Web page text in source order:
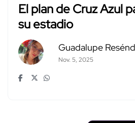
El plan de Cruz Azul
su estadio
Guadalupe
Nov. 5, 2025